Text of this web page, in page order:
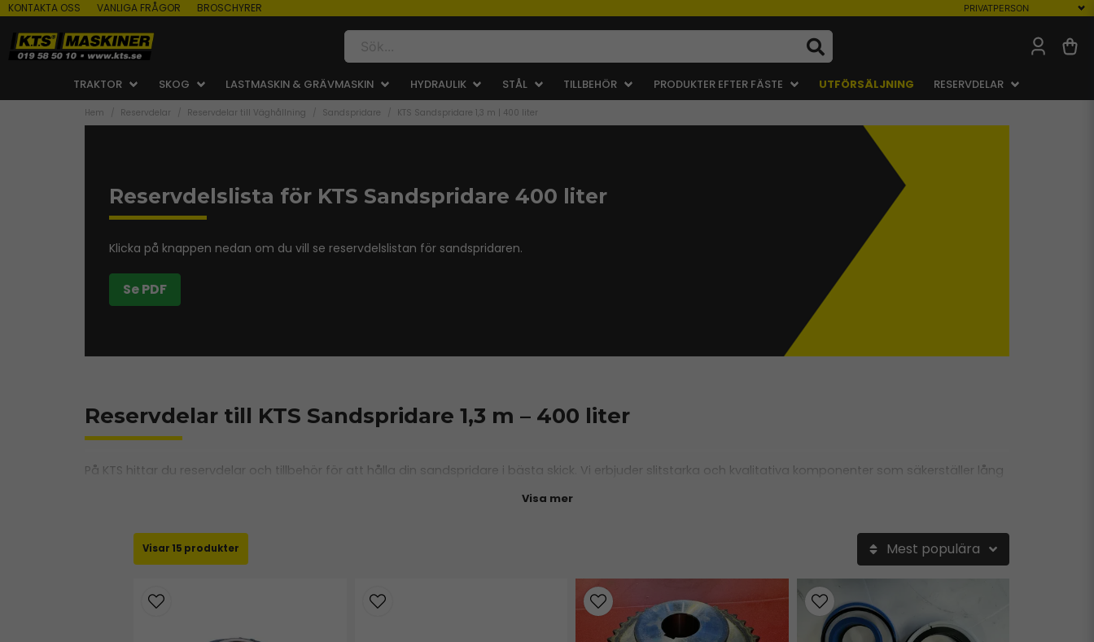
KONTAKTA OSS VANLIGA FRÅGOR BROSCHYRER
TRAKTOR SKOG LASTMASKIN & GRÄVMASKIN HYDRAULIK STÅL TILLBEHÖR PRODUKTER EFTER FÄSTE UTFÖRSÄLJNING RESERVDELAR
Hem Reservdelar Reservdelar till Väghållning Sandspridare KTS Sandspridare 1,3 m | 400 liter
Reservdelslista för KTS Sandspridare 400 liter
Klicka på knappen nedan om du vill se reservdelslistan för sandspridaren.
Se PDF
Reservdelar till KTS Sandspridare 1,3 m – 400 liter
På KTS hittar du reservdelar och tillbehör för att hålla din sandspridare i bästa skick. Vi erbjuder slitstarka och kvalitativa komponenter som säkerställer lång
livslängd och pålitlig funktion. Handla enkelt online och få rätt delar snabbt och smidigt!
PDF med sprängskiss
Visa mer
15 produkter Mest populära